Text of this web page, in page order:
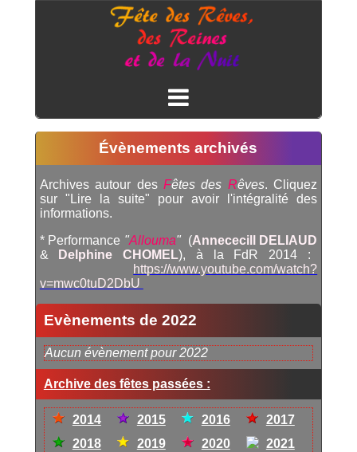
Évènements archivés
Archives autour des Fêtes des Rêves. Cliquez
sur "Lire la suite" pour avoir l'intégralité des
informations.
* Performance "Allouma"(Annececill DELIAUD
&
Delphine CHOMEL), à la FdR 2014 :
https://www.youtube.com/watch?
v=mwc0tuD2DbU
Evènements de 2022
Aucun évènement pour 2022
Archive des fêtes passées :
2014 2015 2016
2017
2018
2019 2020
2021